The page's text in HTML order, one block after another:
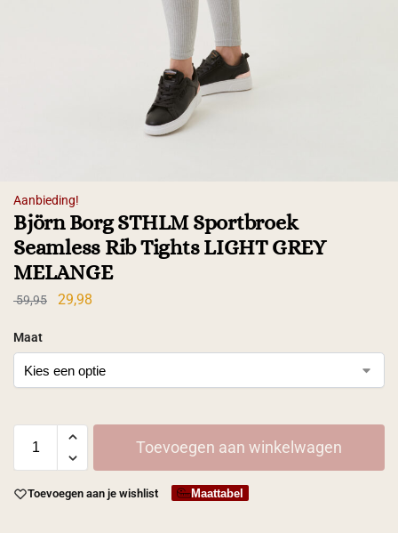
Aanbieding!
Björn Borg STHLM Sportbroek
Seamless Rib Tights LIGHT GREY
MELANGE
59,95 29,98
Maat
Toevoegen aan winkelwagen
Toevoegen aan je wishlist Maattabel